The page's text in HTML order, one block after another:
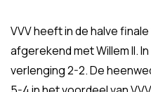
VVV heeft in de halve
afgerekend met Willem II.
verlenging 2-2. De